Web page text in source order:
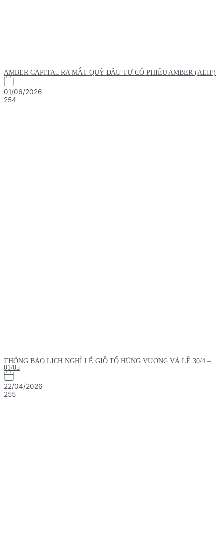
AMBER CAPITAL RA MẮT QUỸ ĐẦU TƯ CỔ PHIẾU AMBER (AEIF)
01/06/2026
254
THÔNG BÁO LỊCH NGHỈ LỄ GIỖ TỔ HÙNG VƯƠNG VÀ LỄ 30/4 –
01/05
22/04/2026
255